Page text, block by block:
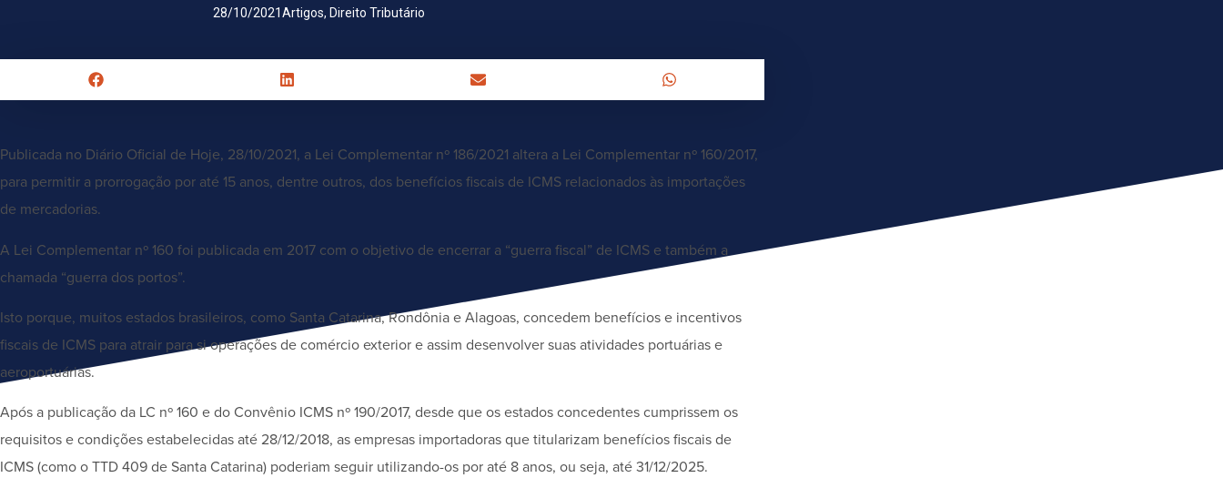
28/10/2021Artigos, Direito Tributário
Publicada no Diário Oficial de Hoje, 28/10/2021, a Lei Complementar nº 186/2021 altera a Lei Complementar nº 160/2017,
para permitir a prorrogação por até 15 anos, dentre outros, dos benefícios fiscais de ICMS relacionados às importações
de mercadorias.
A Lei Complementar nº 160 foi publicada em 2017 com o objetivo de encerrar a “guerra fiscal” de ICMS e também a
chamada “guerra dos portos”.
Isto porque, muitos estados brasileiros, como Santa Catarina, Rondônia e Alagoas, concedem benefícios e incentivos
fiscais de ICMS para atrair para si operações de comércio exterior e assim desenvolver suas atividades portuárias e
aeroportuárias.
Após a publicação da LC nº 160 e do Convênio ICMS nº 190/2017, desde que os estados concedentes cumprissem os
requisitos e condições estabelecidas até 28/12/2018, as empresas importadoras que titularizam benefícios fiscais de
ICMS (como o TTD 409 de Santa Catarina) poderiam seguir utilizando-os por até 8 anos, ou seja, até 31/12/2025.